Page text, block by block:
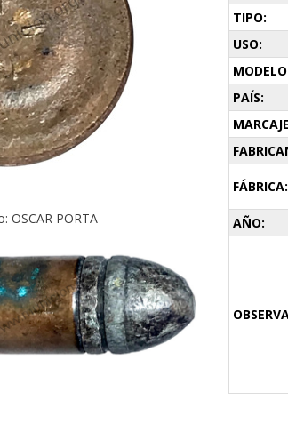
OSCAR PORTA
TIPO:
USO:
PAÍS:
FÁBRICA:
AÑO: